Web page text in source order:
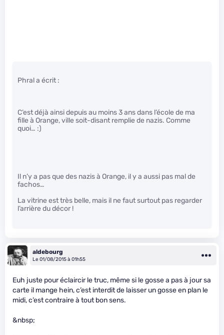
Phral a écrit :
C’est déjà ainsi depuis au moins 3 ans dans l’école de ma
fille à Orange, ville soit-disant remplie de nazis. Comme
quoi… :)
Il n’y a pas que des nazis à Orange, il y a aussi pas mal de
fachos…
La vitrine est très belle, mais il ne faut surtout pas regarder
l’arrière du décor !
aldebourg
Le 01/08/2015 à 01h55
Euh juste pour éclaircir le truc, même si le gosse a pas à jour sa
carte il mange hein, c’est interdit de laisser un gosse en plan le
midi, c’est contraire à tout bon sens.
&nbsp;